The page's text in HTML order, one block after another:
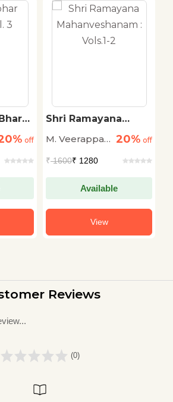
off
Shri Ramayana
Vols.1-2
M. Veerappa
20% off
₹1600₹ 1280
Available
View
Reviews
(0)